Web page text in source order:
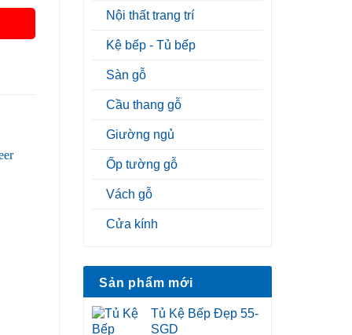
Nội thất trang trí
Kệ bếp - Tủ bếp
Sàn gỗ
Cầu thang gỗ
Giường ngủ
Ốp tường gỗ
Vách gỗ
Cửa kính
Sản phẩm mới
Tủ Kệ Bếp Đẹp 55-
SGD